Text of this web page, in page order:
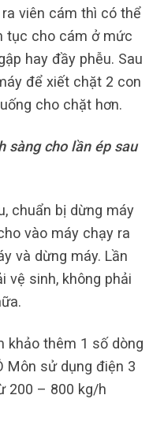
viên cám thì có thể
tục cho cám ở mức
hay đầy phễu. Sau
để xiết chặt 2 con
cho chặt hơn.
sàng cho lần ép sau
chuẩn bị dừng máy
vào máy chạy ra
và dừng máy. Lần
vệ sinh, không phải
khảo thêm 1 số dòng
Môn sử dụng điện 3
200 – 800 kg/h